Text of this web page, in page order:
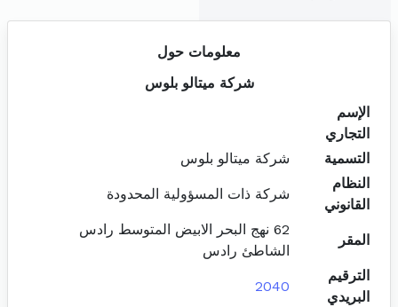
معلومات حول
شركة ميتالو بلوس
الإسم
التجاري
التسمية
شركة ميتالو بلوس
النظام
القانوني
شركة ذات المسؤولية المحدودة
المقر
62 نهج البحر الابيض المتوسط رادس
الشاطئ رادس
الترقيم
البريدي
2040